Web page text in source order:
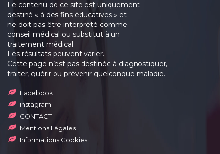
Le contenu de ce site est uniquement
destiné « à des fins éducatives » et
ne doit pas être interprété comme
conseil médical ou substitut à un
traitement médical.
Les résultats peuvent varier.
Cette page n’est pas destinée à diagnostiquer,
traiter, guérir ou prévenir quelconque maladie.
Facebook
Instagram
CONTACT
Mentions Légales
Informations Cookies